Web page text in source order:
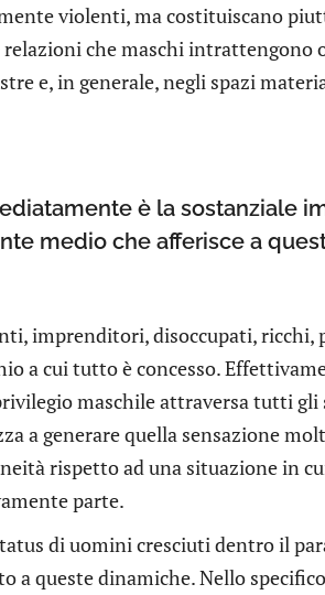
violenti, ma costituiscano
che maschi intrattengono
e, in generale, negli spazi
è la sostanziale
medio che afferisce a
imprenditori, disoccupati,
a cui tutto è concesso.
maschile attraversa tutti gli
a generare quella sensazione
rispetto ad una situazione in
parte.
di uomini cresciuti dentro il
a queste dinamiche. Nello